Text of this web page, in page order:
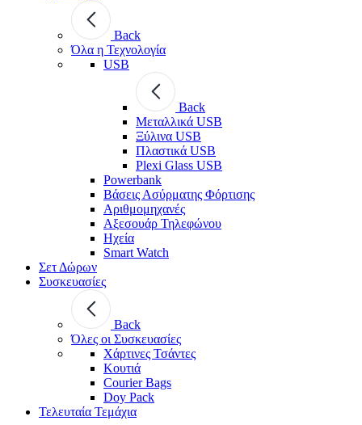
Back
Όλα η Τεχνολογία
USB
Back
Μεταλλικά USB
Ξύλινα USB
Πλαστικά USB
Plexi Glass USB
Powerbank
Βάσεις Ασύρματης Φόρτισης
Αριθμομηχανές
Αξεσουάρ Τηλεφώνου
Ηχεία
Smart Watch
Σετ Δώρων
Συσκευασίες
Back
Όλες οι Συσκευασίες
Χάρτινες Τσάντες
Κουτιά
Courier Bags
Doy Pack
Τελευταία Τεμάχια